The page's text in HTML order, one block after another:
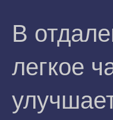
В
легкое